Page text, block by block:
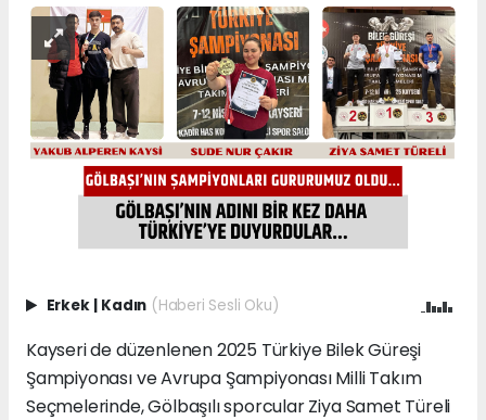
Erkek | Kadın (Haberi Sesli Oku)
Kayseri de düzenlenen 2025 Türkiye Bilek Güreşi
Şampiyonası ve Avrupa Şampiyonası Milli Takım
Seçmelerinde, Gölbaşılı sporcular Ziya Samet Türeli